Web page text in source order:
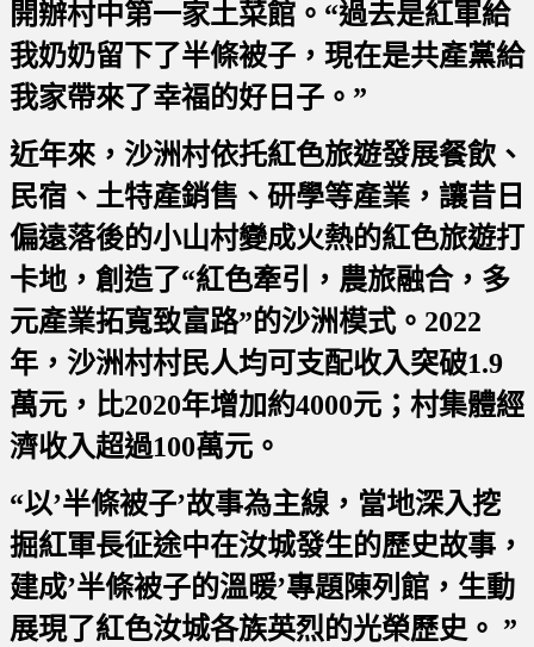
開辦村中第一家土菜館。“過去是紅軍給
我奶奶留下了半條被子，現在是共產黨給
我家帶來了幸福的好日子。”
近年來，沙洲村依托紅色旅遊發展餐飲、
民宿、土特產銷售、研學等產業，讓昔日
偏遠落後的小山村變成火熱的紅色旅遊打
卡地，創造了“紅色牽引，農旅融合，多
元產業拓寬致富路”的沙洲模式。2022
年，沙洲村村民人均可支配收入突破1.9
萬元，比2020年增加約4000元；村集體經
濟收入超過100萬元。
“以’半條被子’故事為主線，當地深入挖
掘紅軍長征途中在汝城發生的歷史故事，
建成’半條被子的溫暖’專題陳列館，生動
展現了紅色汝城各族英烈的光榮歷史。 ”